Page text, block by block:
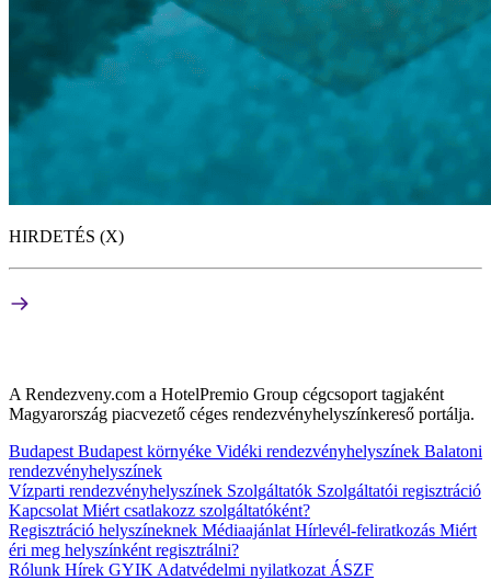
HIRDETÉS (X)
A Rendezveny.com a HotelPremio Group cégcsoport tagjaként
Magyarország piacvezető céges rendezvényhelyszínkereső portálja.
Budapest Budapest környéke Vidéki rendezvényhelyszínek Balatoni
rendezvényhelyszínek
Vízparti rendezvényhelyszínek Szolgáltatók Szolgáltatói regisztráció
Kapcsolat Miért csatlakozz szolgáltatóként?
Regisztráció helyszíneknek Médiaajánlat Hírlevél-feliratkozás Miért
éri meg helyszínként regisztrálni?
Rólunk Hírek GYIK Adatvédelmi nyilatkozat ÁSZF